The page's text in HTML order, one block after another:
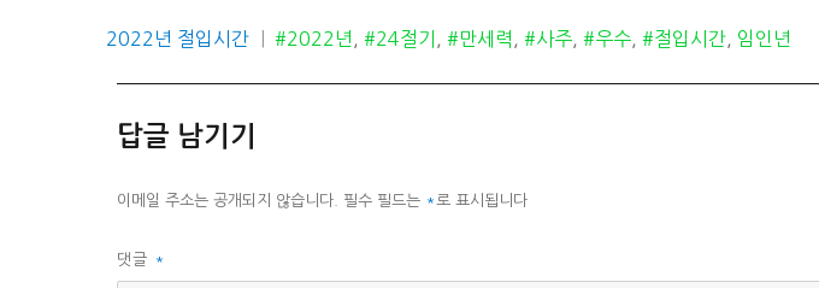
카
리
2022년 절입시간
태
#2022년 ,#24절기 ,#만세력 ,#사주 ,#우수 ,#절입시간 임인년
답글 남기기
이메일 주소는 공개되지 않습니다. 필수 필드는 *로 표시됩니다
댓글 *